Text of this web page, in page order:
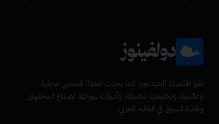
دولفينوز
نقرأ اقتصاد المبدعين كما يحدث فعلاً!! قصص محلية
وعالمية، وتحليلات مٌعمقة، وأدوات موجّهة لصناع المحتوى
وقادة السوق في العالم العربي.